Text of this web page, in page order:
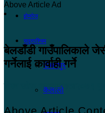
होमपेज
सुदूरपश्चिम
कंचनपुर
कैलाली
Above Article Ad
बेलडाँडी गाउँपालिकाले
गर्नेलाई कार्वाही गर्ने
विश्व खोज समाचारदाता